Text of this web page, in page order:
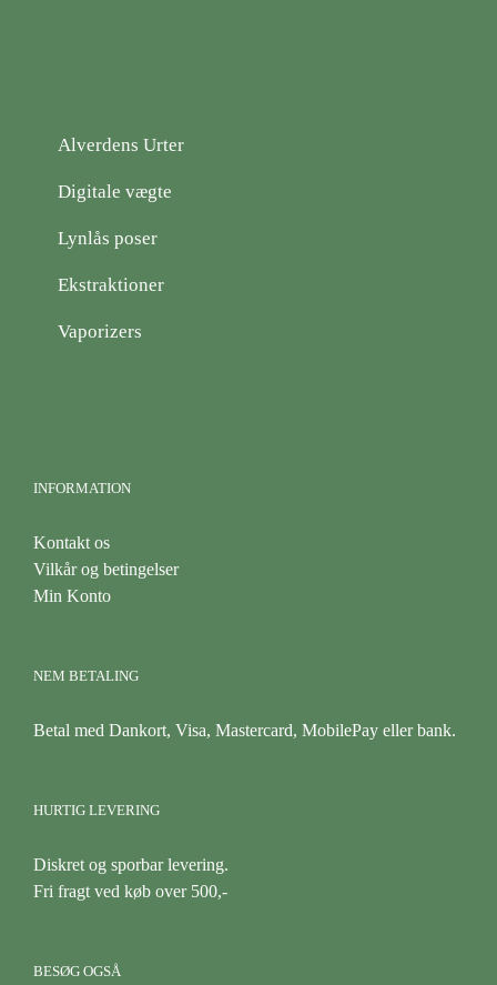
Alverdens Urter
Digitale vægte
Lynlås poser
Ekstraktioner
Vaporizers
INFORMATION
Kontakt os
Vilkår og betingelser
Min Konto
NEM BETALING
Betal med Dankort, Visa, Mastercard, MobilePay eller bank.
HURTIG LEVERING
Diskret og sporbar levering.
Fri fragt ved køb over 500,-
BESØG OGSÅ